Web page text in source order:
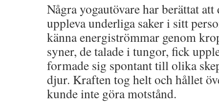
Några yogautövare har berättat
uppleva underliga saker i sitt
känna energiströmmar genom
syner, de talade i tungor, fick
formade sig spontant till olika
djur. Kraften tog helt och hållet
kunde inte göra motstånd.